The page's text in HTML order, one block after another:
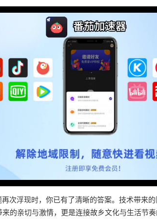
次浮现时，你已有了清晰的答案。技术带来
的亲切与激情，更是连接故乡文化与生活节